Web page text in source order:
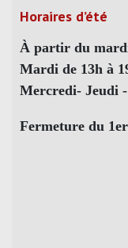
Horaires d’été
À partir du
Mardi de 13h à
Mercredi- Jeudi -
Fermeture du